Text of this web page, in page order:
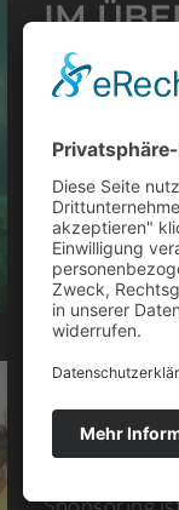
IM
15. Oktober
Die
Pflichten
manchmal
Weiterlesen »
WIE
8. Oktober